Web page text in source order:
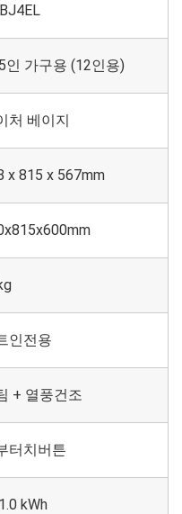
인 가구용 (12인용)
처 베이지
x 815 x 567mm
인전용
+ 열풍건조
터치버튼
kWh